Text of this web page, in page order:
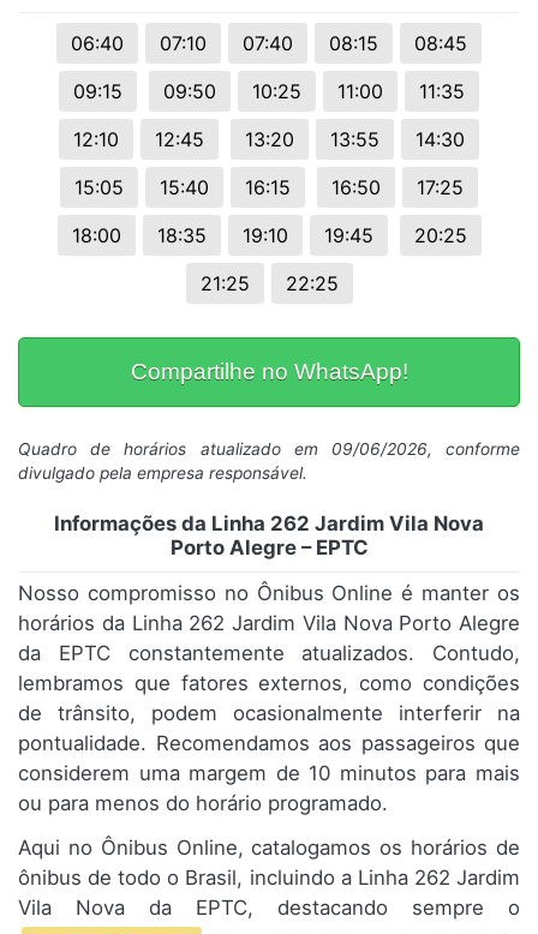
06:40 07:10 07:40 08:15
08:45
09:15
09:50 10:25 11:00
11:35
12:10
12:45 13:20 13:55
14:30
15:05
15:40 16:15 16:50
17:25
18:00
18:35 19:10 19:45
20:25
21:25
22:25
Compartilhe no WhatsApp!
Quadro de horários atualizado em 09/06/2026, conforme
divulgado pela empresa responsável.
Informações da Linha 262 Jardim Vila Nova
Porto Alegre – EPTC
Nosso compromisso no Ônibus Online é manter os
horários da Linha 262 Jardim Vila Nova Porto Alegre
da EPTC constantemente atualizados. Contudo,
lembramos que fatores externos, como condições
de trânsito, podem ocasionalmente interferir na
pontualidade. Recomendamos aos passageiros que
considerem uma margem de 10 minutos para mais
ou para menos do horário programado.
Aqui no Ônibus Online, catalogamos os horários de
ônibus de todo o Brasil, incluindo a Linha 262 Jardim
Vila Nova da EPTC, destacando sempre o